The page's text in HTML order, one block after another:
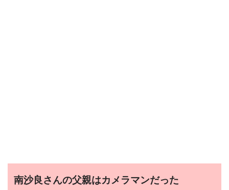
南沙良さんの父親はカメラマンだった